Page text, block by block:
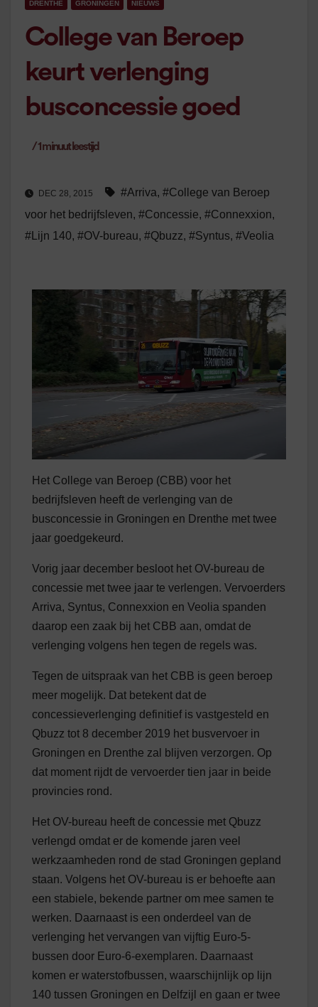
DRENTHE GRONINGEN NIEUWS
College van Beroep
keurt verlenging
busconcessie goed
/1 minuut leestijd
DEC 28, 2015 #Arriva, #College van Beroep
voor het bedrijfsleven, #Concessie, #Connexxion,
#Lijn 140, #OV-bureau, #Qbuzz, #Syntus, #Veolia
Het College van Beroep (CBB) voor het
bedrijfsleven heeft de verlenging van de
busconcessie in Groningen en Drenthe met twee
jaar goedgekeurd.
Vorig jaar december besloot het OV-bureau de
concessie met twee jaar te verlengen. Vervoerders
Arriva, Syntus, Connexxion en Veolia spanden
daarop een zaak bij het CBB aan, omdat de
verlenging volgens hen tegen de regels was.
Tegen de uitspraak van het CBB is geen beroep
meer mogelijk. Dat betekent dat de
concessieverlenging definitief is vastgesteld en
Qbuzz tot 8 december 2019 het busvervoer in
Groningen en Drenthe zal blijven verzorgen. Op
dat moment rijdt de vervoerder tien jaar in beide
provincies rond.
Het OV-bureau heeft de concessie met Qbuzz
verlengd omdat er de komende jaren veel
werkzaamheden rond de stad Groningen gepland
staan. Volgens het OV-bureau is er behoefte aan
een stabiele, bekende partner om mee samen te
werken. Daarnaast is een onderdeel van de
verlenging het vervangen van vijftig Euro-5-
bussen door Euro-6-exemplaren. Daarnaast
komen er waterstofbussen, waarschijnlijk op lijn
140 tussen Groningen en Delfzijl en gaan er twee